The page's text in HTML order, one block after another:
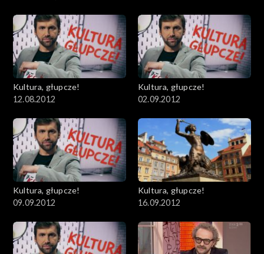
Kultura, głupcze!
12.08.2012
Kultura, głupcze!
02.09.2012
Kultura, głupcze!
09.09.2012
Kultura, głupcze!
16.09.2012